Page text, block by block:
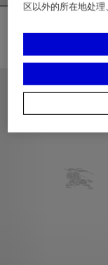
¥2,500.00
格纹装饰棉质拉链连
6 – 36 个月
区以外的所在地处理